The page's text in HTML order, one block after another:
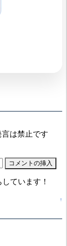
は禁止です
ています！
↑